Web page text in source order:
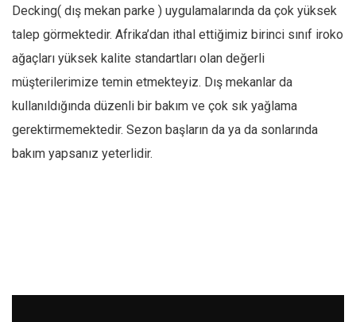
Decking( dış mekan parke ) uygulamalarında da çok yüksek
talep görmektedir. Afrika’dan ithal ettiğimiz birinci sınıf iroko
ağaçları yüksek kalite standartları olan değerli
müşterilerimize temin etmekteyiz. Dış mekanlar da
kullanıldığında düzenli bir bakım ve çok sık yağlama
gerektirmemektedir. Sezon başların da ya da sonlarında
bakım yapsanız yeterlidir.